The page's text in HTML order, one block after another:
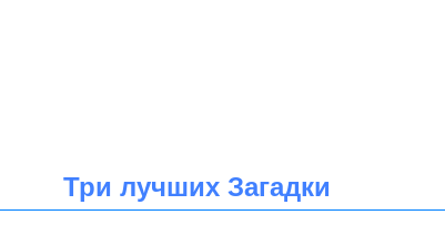
Три лучших Загадки